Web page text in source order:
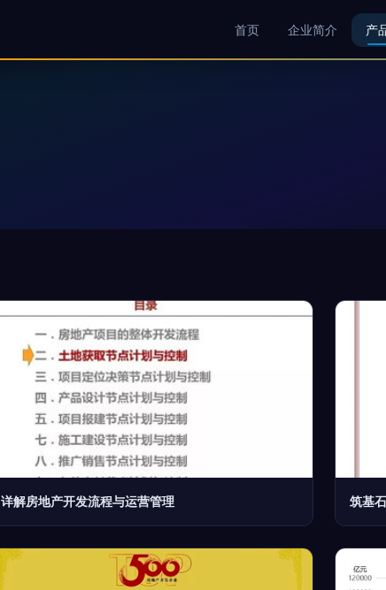
首页 企业简介 产
详解房地产开发流程与运营管理